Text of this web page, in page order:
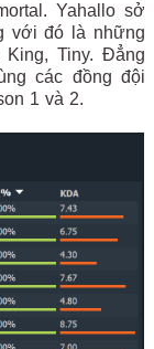
Yahallo sở
với đó là những
Tiny. Đẳng
các đồng đội
1 và 2.